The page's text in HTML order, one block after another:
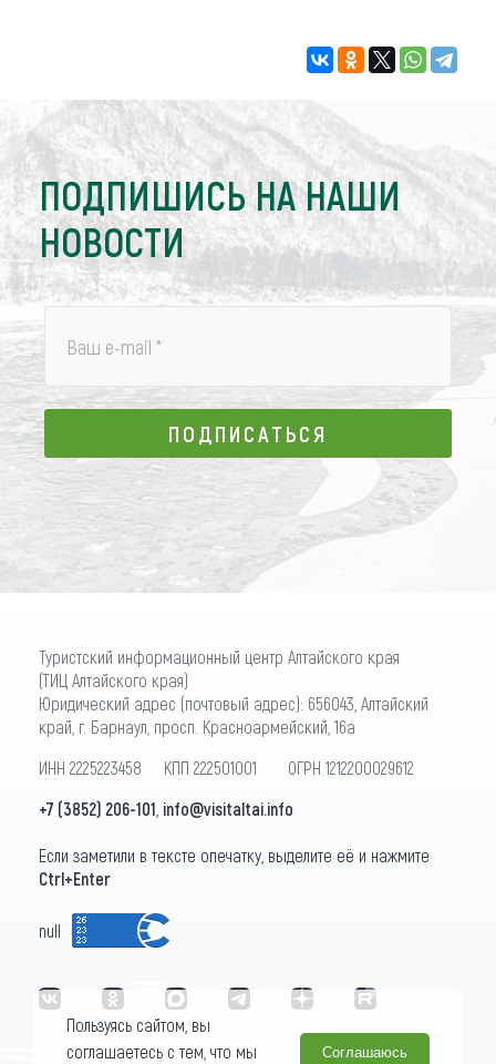
ПОДПИШИСЬ НА НАШИ
НОВОСТИ
Ваш e-mail *
ПОДПИСАТЬСЯ
ПОДПИСАТЬСЯ
Туристский информационный центр Алтайского края
(ТИЦ Алтайского края)
Юридический адрес (почтовый адрес): 656043, Алтайский
край, г. Барнаул, просп. Красноармейский, 16а
ИНН 2225223458 КПП 222501001 ОГРН 1212200029612
+7 (3852) 206-101 info@visitaltai.info
Если заметили в тексте опечатку, выделите её и нажмите
Ctrl+Enter
null
Пользуясь сайтом, вы
соглашаетесь с тем, что мы
Соглашаюсь